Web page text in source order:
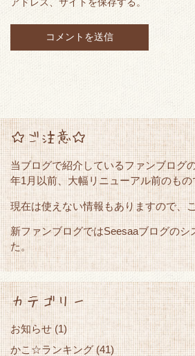
☆ご注意☆
当ブログで紹介しているファンブログ
年1月以前、大幅リニューアル前のもの
現在は使えない情報もありますので、
新ファンブログではSeesaaブログのシ
た。
カテゴリー
お知らせ (1)
かこ☆ランキング(41)